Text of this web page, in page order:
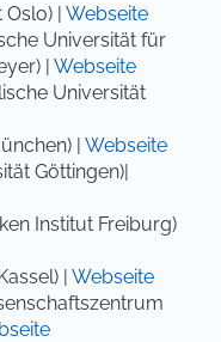
Oslo) | Webseite
Universität für
| Webseite
Universität
| Webseite
Göttingen)|
Institut Freiburg)
| Webseite